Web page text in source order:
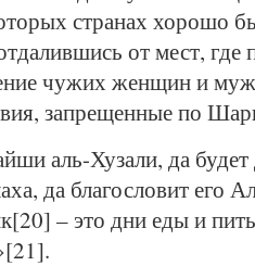
странах хорошо
от мест, где
чужих женщин и
запрещенные по
аль-Хузали, да
да благословит его
– это дни еды и